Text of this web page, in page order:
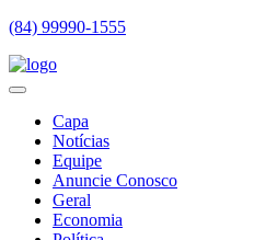
(84) 99990-1555
Capa
Notícias
Equipe
Anuncie Conosco
Geral
Economia